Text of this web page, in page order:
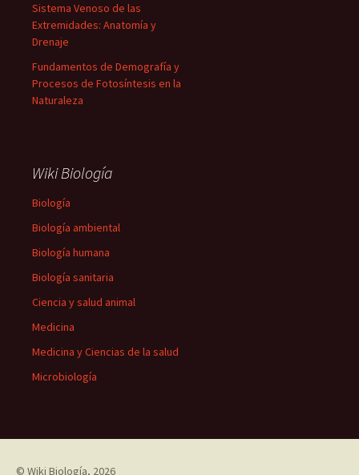
Sistema Venoso de las
Extremidades: Anatomía y
Drenaje
Fundamentos de Demografía y
Procesos de Fotosíntesis en la
Naturaleza
Wiki Biología
Biología
Biología ambiental
Biología humana
Biología sanitaria
Ciencia y salud animal
Medicina
Medicina y Ciencias de la salud
Microbiología
© Wiki Biología, 2026